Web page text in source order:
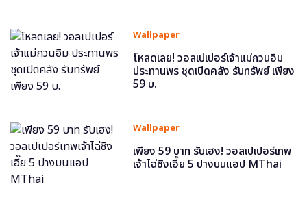
Wallpaper
โหลดเลย! วอลเปเปอร์เจ้าแม่กวนอิม
ประทานพร ชุดเปิดคลัง รับทรัพย์ เพียง
59 บ.
Wallpaper
เพียง 59 บาท รับเฮง! วอลเปเปอร์เทพ
เจ้าไฉ่ซิงเอี๊ย 5 ปางบนแอป MThai